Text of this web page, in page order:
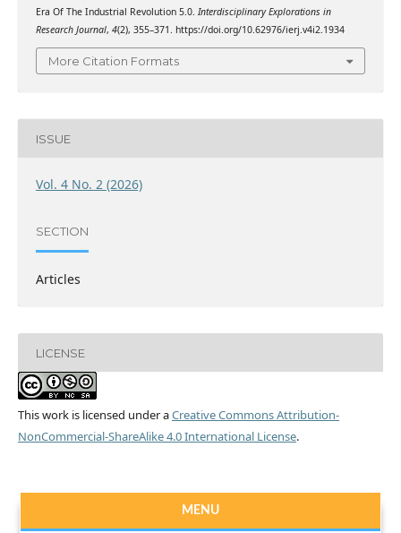
Era Of The Industrial Revolution 5.0. Interdisciplinary Explorations in
Research Journal, 4(2), 355–371. https://doi.org/10.62976/ierj.v4i2.1934
More Citation Formats
ISSUE
Vol. 4 No. 2 (2026)
SECTION
Articles
LICENSE
This work is licensed under aCreative Commons Attribution-
NonCommercial-ShareAlike 4.0 International License.
MENU